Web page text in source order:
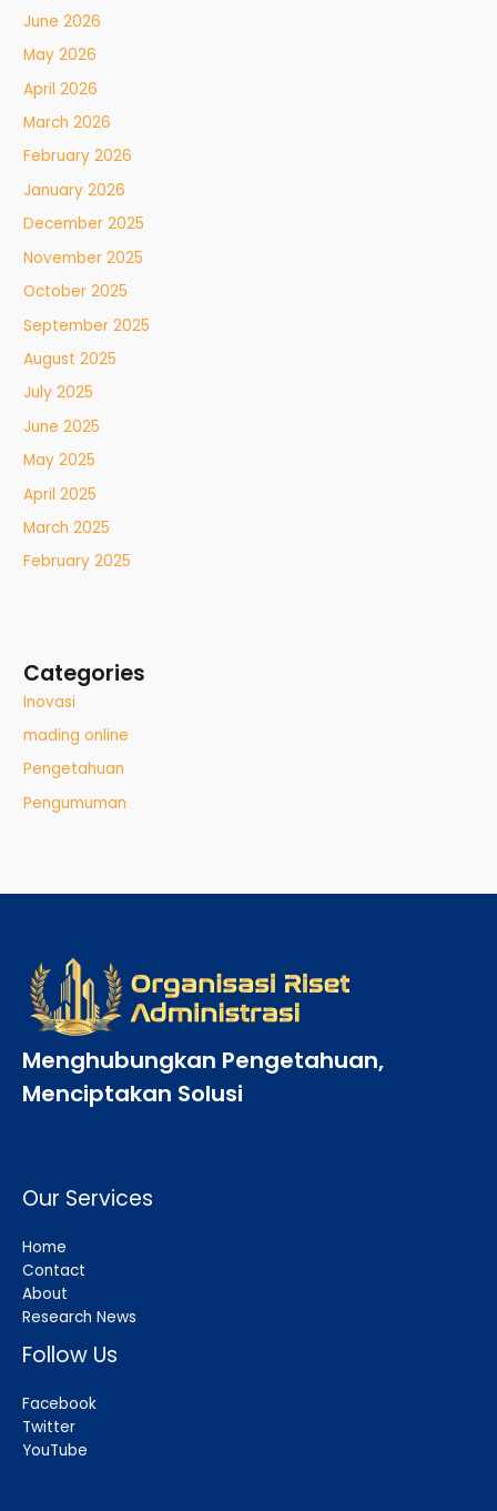
June 2026
May 2026
April 2026
March 2026
February 2026
January 2026
December 2025
November 2025
October 2025
September 2025
August 2025
July 2025
June 2025
May 2025
April 2025
March 2025
February 2025
Categories
Inovasi
mading online
Pengetahuan
Pengumuman
Menghubungkan Pengetahuan,
Menciptakan Solusi
Our Services
Home
Contact
About
Research News
Follow Us
Facebook
Twitter
YouTube